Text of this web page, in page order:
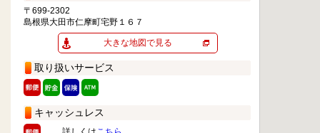
〒699-2302
島根県大田市仁摩町宅野１６７
大きな地図で見る
取り扱いサービス
キャッシュレス